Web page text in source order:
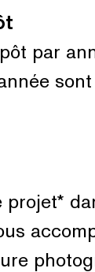
par
projet*